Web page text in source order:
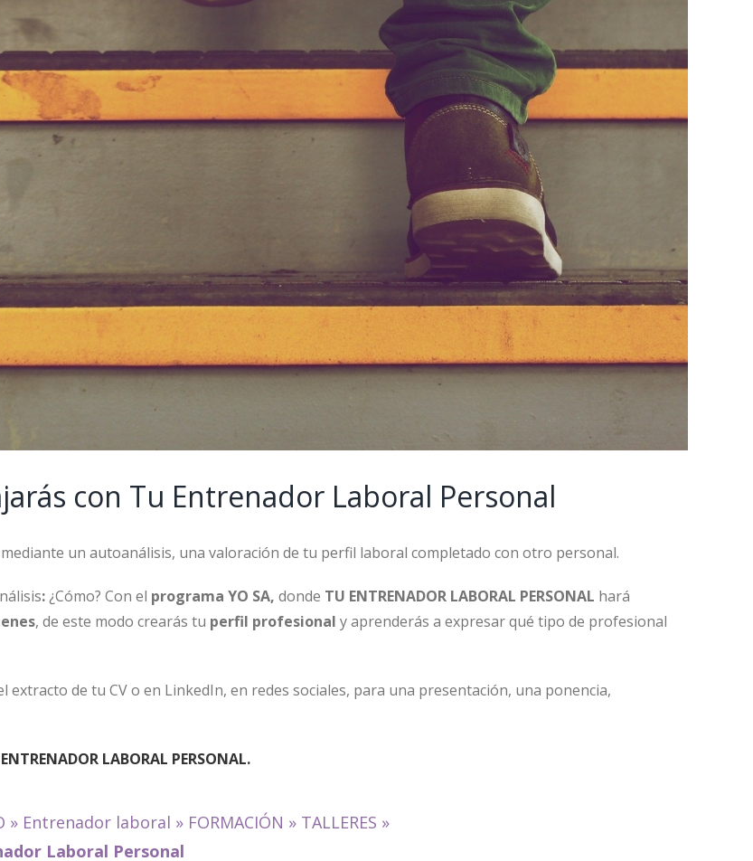
con Tu Entrenador Laboral Personal
un autoanálisis, una valoración de tu perfil laboral completado con otro personal.
: ¿Cómo? Con el programa YO SA, donde TU ENTRENADOR LABORAL PERSONAL hará
, de este modo crearás tu perfil profesional y aprenderás a expresar qué tipo de profesional
de tu CV o en LinkedIn, en redes sociales, para una presentación, una ponencia,
LABORAL PERSONAL.
» Entrenador laboral » FORMACIÓN » TALLERES »
Laboral Personal